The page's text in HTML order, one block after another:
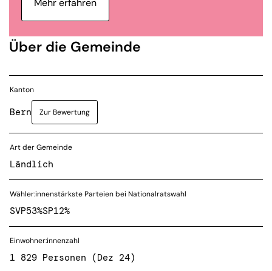
Mehr erfahren
Über die Gemeinde
Kanton
Bern Zur Bewertung
Art der Gemeinde
Ländlich
Wähler:innenstärkste Parteien bei Nationalratswahl
SVP53%SP12%
Einwohner:innenzahl
1 829 Personen (Dez 24)